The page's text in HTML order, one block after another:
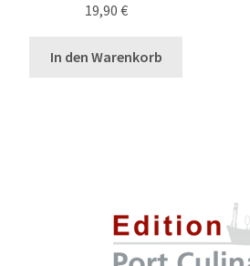
19,90 €
In den Warenkorb